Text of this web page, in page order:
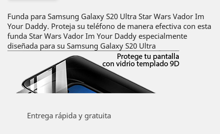
Funda para Samsung Galaxy S20 Ultra Star Wars Vador Im
Your Daddy. Proteja su teléfono de manera efectiva con esta
funda Star Wars Vador Im Your Daddy especialmente
diseñada para su Samsung Galaxy S20 Ultra
Entrega rápida y gratuita